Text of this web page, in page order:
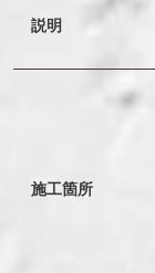
説明
施工箇所